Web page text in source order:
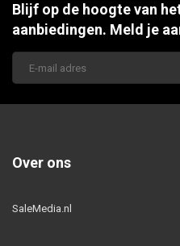
Blijf op de hoogte van
aanbiedingen. Meld je
Over ons
SaleMedia.nl